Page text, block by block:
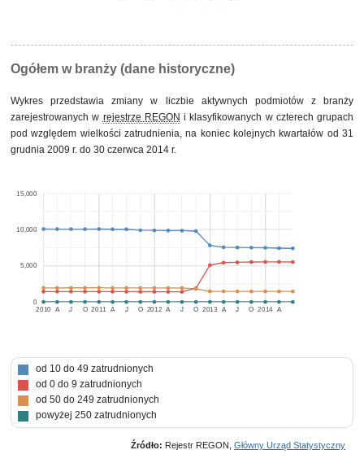
Ogółem w branży (dane historyczne)
Wykres przedstawia zmiany w liczbie aktywnych podmiotów z branży
zarejestrowanych w rejestrze REGON i klasyfikowanych w czterech grupach
pod względem wielkości zatrudnienia, na koniec kolejnych kwartałów od 31
grudnia 2009 r. do 30 czerwca 2014 r.
2010 2011 2012 2013 2014
A J O A J O A J O A J O A
0
5,000
10,000
15,000
od 10 do 49 zatrudnionych
od 0 do 9 zatrudnionych
od 50 do 249 zatrudnionych
powyżej 250 zatrudnionych
Źródło: Rejestr REGON, Główny Urząd Statystyczny